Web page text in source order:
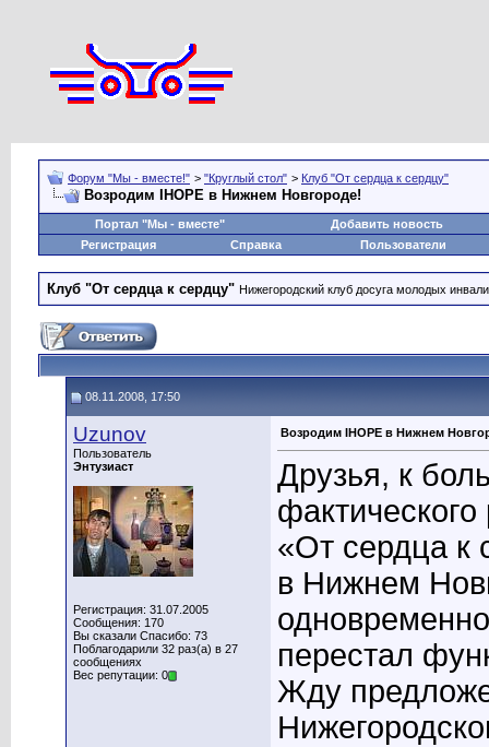
Форум "Мы - вместе!" > "Круглый стол" > Клуб "От сердца к сердцу"
Возродим IHOPE в Нижнем Новгороде!
Портал "Мы - вместе"
Добавить новость
Регистрация
Справка Пользователи
Клуб "От сердца к сердцу" Нижегородский клуб досуга молодых
08.11.2008, 17:50
Uzunov
Пользователь
Энтузиаст
Регистрация: 31.07.2005
Сообщения: 170
Вы сказали Спасибо: 73
Поблагодарили 32 раз(а) в 27
сообщениях
Вес репутации: 0
Возродим IHOPE в Нижнем
Друзья, к
«От сердца к
в Нижнем
перестал
Жду